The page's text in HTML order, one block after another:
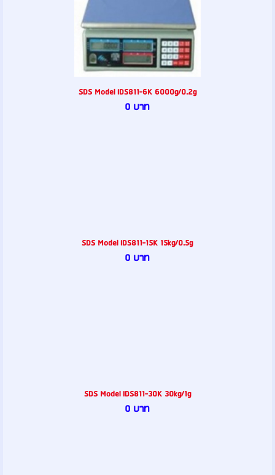
SDS Model IDS811-6K 6000g/0.2g
0 บาท
SDS Model IDS811-15K 15kg/0.5g
0 บาท
SDS Model IDS811-30K 30kg/1g
0 บาท